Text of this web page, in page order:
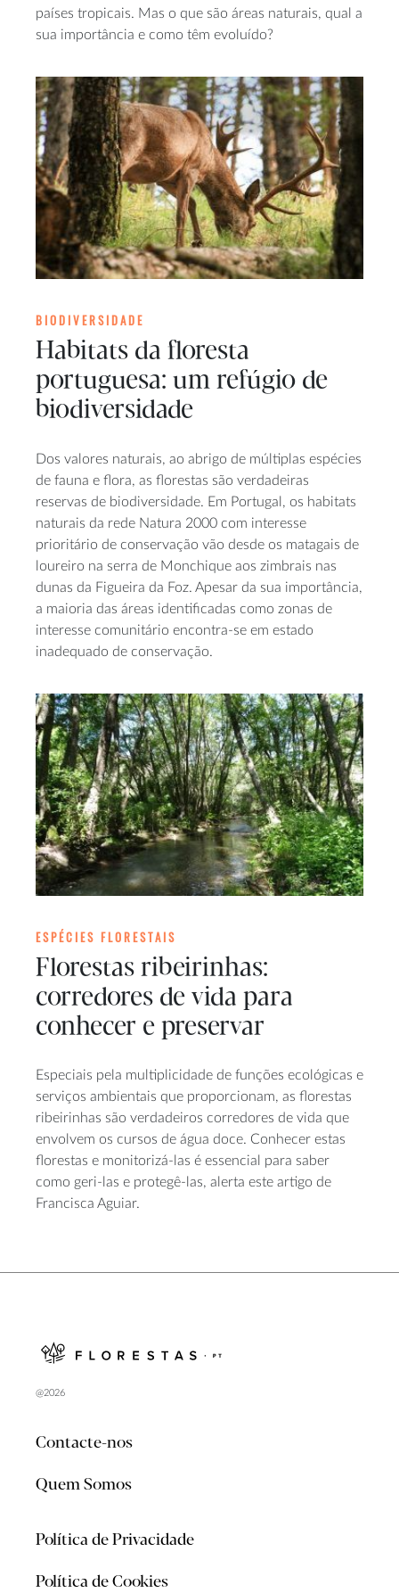
países tropicais. Mas o que são áreas naturais, qual a
sua importância e como têm evoluído?
BIODIVERSIDADE
Habitats da floresta
portuguesa: um refúgio de
biodiversidade
Dos valores naturais, ao abrigo de múltiplas espécies
de fauna e flora, as florestas são verdadeiras
reservas de biodiversidade. Em Portugal, os habitats
naturais da rede Natura 2000 com interesse
prioritário de conservação vão desde os matagais de
loureiro na serra de Monchique aos zimbrais nas
dunas da Figueira da Foz. Apesar da sua importância,
a maioria das áreas identificadas como zonas de
interesse comunitário encontra-se em estado
inadequado de conservação.
ESPÉCIES FLORESTAIS
Florestas ribeirinhas:
corredores de vida para
conhecer e preservar
Especiais pela multiplicidade de funções ecológicas e
serviços ambientais que proporcionam, as florestas
ribeirinhas são verdadeiros corredores de vida que
envolvem os cursos de água doce. Conhecer estas
florestas e monitorizá-las é essencial para saber
como geri-las e protegê-las, alerta este artigo de
Francisca Aguiar.
@2026
Contacte-nos
Quem Somos
Política de Privacidade
Política de Cookies